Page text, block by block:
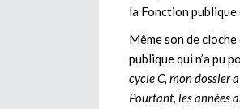
la Fonction publique
Même son de
publique qui n’a pu
cycle C, mon dossier
Pourtant, les années